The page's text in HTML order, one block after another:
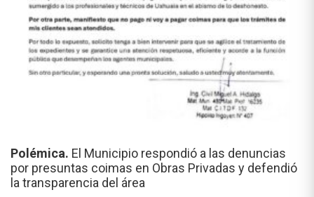
Polémica. El Municipio respondió a las denuncias
por presuntas coimas en Obras Privadas y defendió
la transparencia del área